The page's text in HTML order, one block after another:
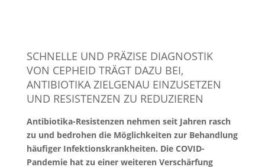
SCHNELLE UND PRÄZISE DIAGNOSTIK
VON CEPHEID TRÄGT DAZU BEI,
ANTIBIOTIKA ZIELGENAU EINZUSETZEN
UND RESISTENZEN ZU REDUZIEREN
Antibiotika-Resistenzen nehmen seit Jahren rasch
zu und bedrohen die Möglichkeiten zur Behandlung
häufiger Infektionskrankheiten. Die COVID-
Pandemie hat zu einer weiteren Verschärfung